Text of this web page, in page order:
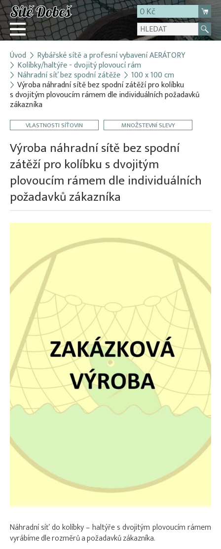
0 Kč
Přihlásit
Registrace
E-shop
O firmě
Kontakt
Úvod Rybářské sítě a profesní vybavení AERÁTORY
Kolíbky/haltýře - dvojitý plovoucí rám
Náhradní síť bez spodní zátěže 100 x 100 cm
Výroba náhradní sítě bez spodní zátěží pro kolíbku
s dvojitým plovoucím rámem dle individuálních požadavků
zákazníka
VLASTNOSTI SÍŤOVIN MNOŽSTEVNÍ SLEVY
Výroba náhradní sítě bez spodní
zátěží pro kolíbku s dvojitým
plovoucím rámem dle individuálních
požadavků zákazníka
Náhradní síť do kolíbky – haltýře s dvojitým plovoucím rámem
vyrábíme dle rozměrů a požadavků zákazníka.